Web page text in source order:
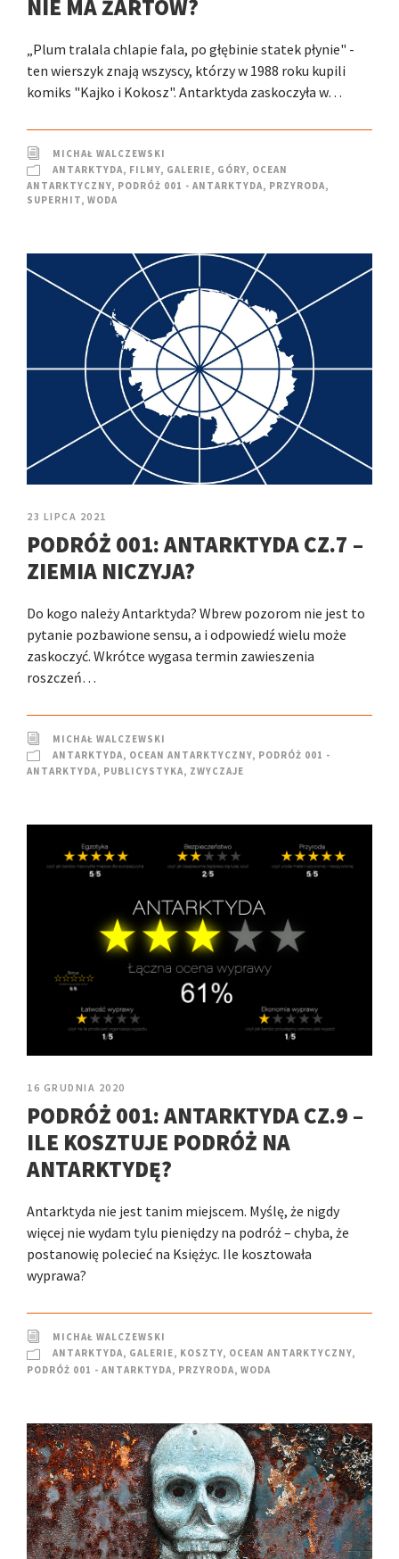
NIE MA ŻARTÓW?
„Plum tralala chlapie fala, po głębinie statek płynie" -
ten wierszyk znają wszyscy, którzy w 1988 roku kupili
komiks "Kajko i Kokosz". Antarktyda zaskoczyła w…
MICHAŁ WALCZEWSKI
ANTARKTYDA, FILMY, GALERIE, GÓRY, OCEAN
ANTARKTYCZNY, PODRÓŻ 001 - ANTARKTYDA, PRZYRODA,
SUPERHIT, WODA
23 LIPCA 2021
PODRÓŻ 001: ANTARKTYDA CZ.7 –
ZIEMIA NICZYJA?
Do kogo należy Antarktyda? Wbrew pozorom nie jest to
pytanie pozbawione sensu, a i odpowiedź wielu może
zaskoczyć. Wkrótce wygasa termin zawieszenia
roszczeń…
MICHAŁ WALCZEWSKI
ANTARKTYDA, OCEAN ANTARKTYCZNY, PODRÓŻ 001 -
ANTARKTYDA, PUBLICYSTYKA, ZWYCZAJE
16 GRUDNIA 2020
PODRÓŻ 001: ANTARKTYDA CZ.9 –
ILE KOSZTUJE PODRÓŻ NA
ANTARKTYDĘ?
Antarktyda nie jest tanim miejscem. Myślę, że nigdy
więcej nie wydam tylu pieniędzy na podróż – chyba, że
postanowię polecieć na Księżyc. Ile kosztowała
wyprawa?
MICHAŁ WALCZEWSKI
ANTARKTYDA, GALERIE, KOSZTY, OCEAN ANTARKTYCZNY,
PODRÓŻ 001 - ANTARKTYDA, PRZYRODA, WODA